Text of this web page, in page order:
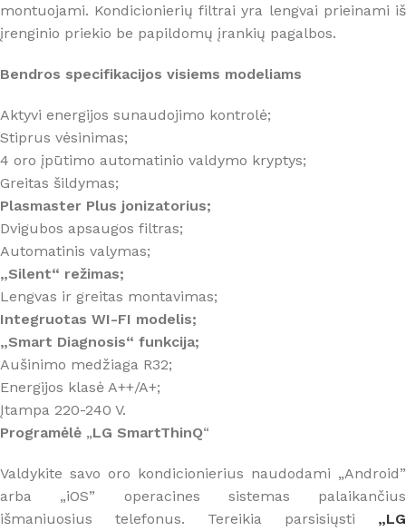
montuojami. Kondicionierių filtrai yra lengvai prieinami iš
įrenginio priekio be papildomų įrankių pagalbos.
Bendros specifikacijos visiems modeliams
Aktyvi energijos sunaudojimo kontrolė;
Stiprus vėsinimas;
4 oro įpūtimo automatinio valdymo kryptys;
Greitas šildymas;
Plasmaster Plus jonizatorius;
Dvigubos apsaugos filtras;
Automatinis valymas;
„Silent“ režimas;
Lengvas ir greitas montavimas;
Integruotas WI-FI modelis;
„Smart Diagnosis“ funkcija;
Aušinimo medžiaga R32;
Energijos klasė A++/A+;
Įtampa 220-240 V.
Programėlė „LG SmartThinQ“
Valdykite savo oro kondicionierius naudodami „Android”
arba „iOS” operacines sistemas palaikančius
išmaniuosius telefonus. Tereikia parsisiųsti „LG